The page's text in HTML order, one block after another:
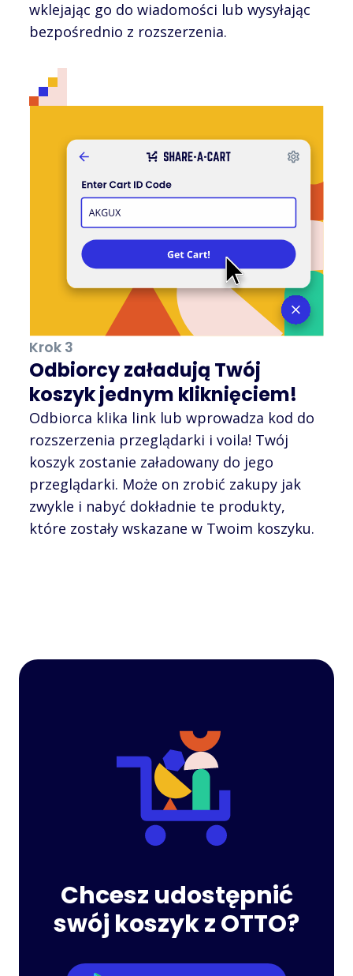
wklejając go do wiadomości lub wysyłając
bezpośrednio z rozszerzenia.
Krok 3
Odbiorcy załadują Twój
koszyk jednym kliknięciem!
Odbiorca klika link lub wprowadza kod do
rozszerzenia przeglądarki i voila! Twój
koszyk zostanie załadowany do jego
przeglądarki. Może on zrobić zakupy jak
zwykle i nabyć dokładnie te produkty,
które zostały wskazane w Twoim koszyku.
Chcesz udostępnić
swój koszyk z OTTO?